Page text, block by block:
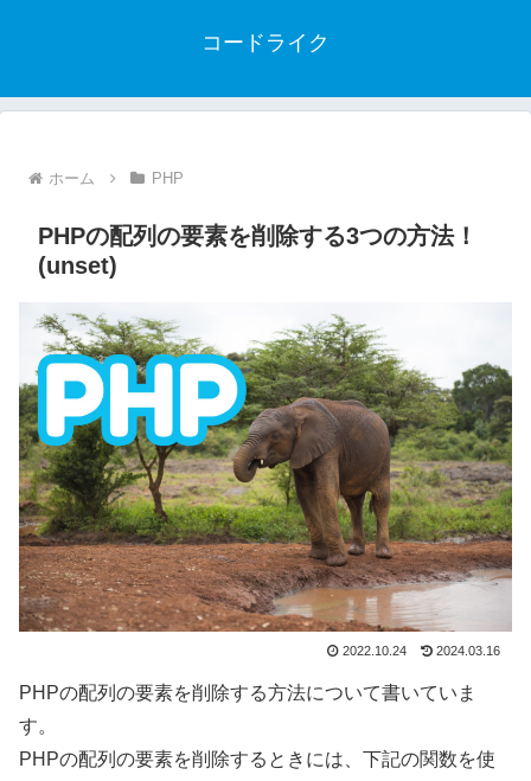
コードライク
ホーム PHP
PHPの配列の要素を削除する3つの方法！
(unset)
2022.10.24 2024.03.16
PHPの配列の要素を削除する方法について書いていま
す。
PHPの配列の要素を削除するときには、下記の関数を使